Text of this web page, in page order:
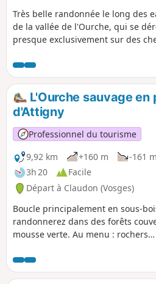
Très belle randonnée le long des
de la vallée de l'Ourche, qui se
presque exclusivement sur des
Pour les amoureux de la nature et
l'eau ! Il est conseillé d'utiliser
l'application visorando pour se
géolocaliser à certains points.
L'Ourche sauvage en
d'Attigny
Professionnel du tourisme
9,92 km
+160 m
-161 m
3h 20
Facile
Départ à Claudon (Vosges)
Boucle principalement en sous-
randonnerez dans des forêts
mousse verte. Au menu : rochers
petites cascades.